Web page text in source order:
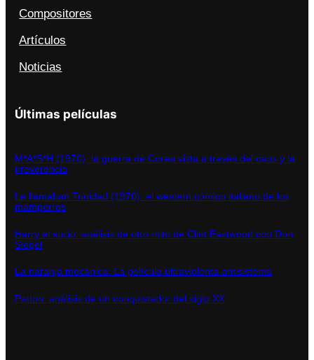
Compositores
Artículos
Noticias
Últimas películas
M*A*S*H (1970): la guerra de Corea vista a través del caos y la
irreverencia
Le llamaban Trinidad (1970): el western cómico italiano de los
mamporros
Harry el sucio: análisis de otro mito de Clint Eastwood con Don
Siegel
La naranja mecánica: La película ultraviolenta antisistema
Patton: análisis de un conquistador del siglo XX